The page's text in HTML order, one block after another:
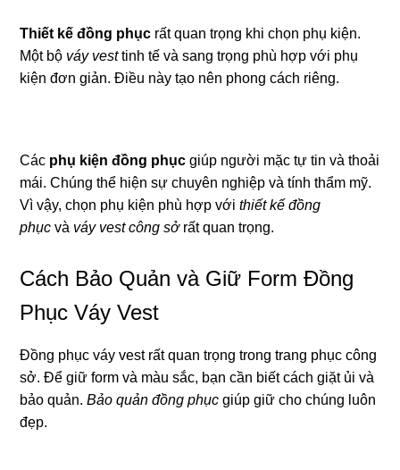
Thiết kế đồng phục rất quan trọng khi chọn phụ kiện.
Một bộ váy vesttinh tế và sang trọng phù hợp với phụ
kiện đơn giản. Điều này tạo nên phong cách riêng.
Các phụ kiện đồng phục giúp người mặc tự tin và thoải
mái. Chúng thể hiện sự chuyên nghiệp và tính thẩm mỹ.
Vì vậy, chọn phụ kiện phù hợp vớithiết kế đồng
phục và váy vest công sởrất quan trọng.
Cách Bảo Quản và Giữ Form Đồng
Phục Váy Vest
Đồng phục váy vest rất quan trọng trong trang phục công
sở. Để giữ form và màu sắc, bạn cần biết cách giặt ủi và
bảo quản.Bảo quản đồng phục giúp giữ cho chúng luôn
đẹp.